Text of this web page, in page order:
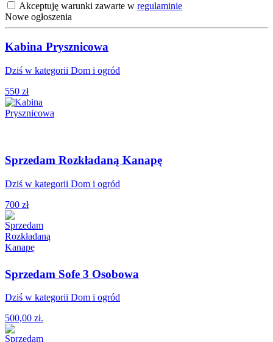
Akceptuję warunki zawarte w regulaminie
Nowe ogłoszenia
Kabina Prysznicowa
Dziś w kategorii Dom i ogród
550 zł
Sprzedam Rozkładaną Kanapę
Dziś w kategorii Dom i ogród
700 zł
Sprzedam Sofe 3 Osobowa
Dziś w kategorii Dom i ogród
500,00 zł.